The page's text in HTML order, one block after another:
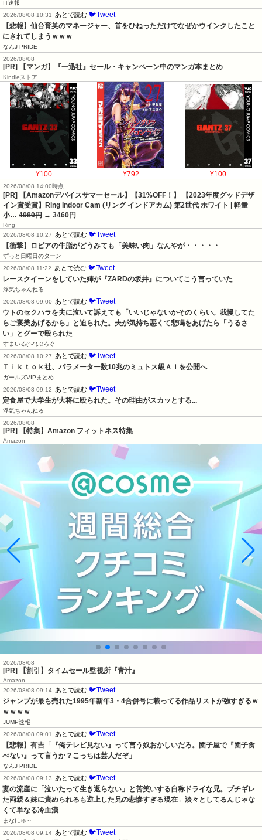
IT速報
2026/08/08 10:31
あとで読む 🐦Tweet
【悲報】仙台育英のマネージャー、首をひねっただけでなぜかウインクしたこと
にされてしまうｗｗｗ
なんJ PRIDE
2026/08/08
[PR] 【マンガ】『一迅社』セール・キャンペーン中のマンガ本まとめ
Kindleストア
¥100 ¥792 ¥100
2026/08/08 14:00時点
[PR] 【Amazonデバイスサマーセール】【31%OFF！】 【2023年度グッドデザ
イン賞受賞】Ring Indoor Cam (リング インドアカム) 第2世代 ホワイト | 軽量
小… 4980円 → 3460円
Ring
2026/08/08 10:27
あとで読む 🐦Tweet
【衝撃】ロピアの牛脂がどうみても「美味い肉」なんやが・・・・・
ずっと日曜日のターン
2026/08/08 11:22
あとで読む 🐦Tweet
レースクイーンをしていた姉が『ZARDの坂井』についてこう言っていた
浮気ちゃんねる
2026/08/08 09:00
あとで読む 🐦Tweet
ウトのセクハラを夫に泣いて訴えても「いいじゃないかそのくらい。我慢してた
らご褒美あげるから」と迫られた。夫が気持ち悪くて悲鳴をあげたら「うるさ
い」とグーで殴られた
すまいる(^-^)ぶろぐ
2026/08/08 10:27
あとで読む 🐦Tweet
Ｔｉｋｔｏｋ社、パラメーター数10兆のミュトス級ＡＩを公開へ
ガールズVIPまとめ
2026/08/08 09:12
あとで読む 🐦Tweet
定食屋で大学生が大将に殴られた。その理由がスカッとする...
浮気ちゃんねる
2026/08/08
[PR] 【特集】Amazon フィットネス特集
Amazon
2026/08/08
[PR] 【割引】タイムセール監視所『青汁』
Amazon
2026/08/08 09:14 あとで読む 🐦Tweet
ジャンプが最も売れた1995年新年3・4合併号に載ってる作品リストが強すぎるｗ
ｗｗｗｗ
JUMP速報
2026/08/08 09:01
あとで読む 🐦Tweet
【悲報】有吉「『俺テレビ見ない』って言う奴おかしいだろ。団子屋で『団子食
べない』って言うか？こっちは芸人だぞ」
なんJ PRIDE
2026/08/08 09:13
あとで読む 🐦Tweet
妻の流産に「泣いたって生き返らない」と苦笑いする自称ドライな兄。ブチギレ
た両親＆妹に責められるも逆上した兄の悲惨すぎる現在←淡々としてるんじゃな
くて単なる冷血漢
まなにゅ～
2026/08/08 09:14 あとで読む 🐦Tweet